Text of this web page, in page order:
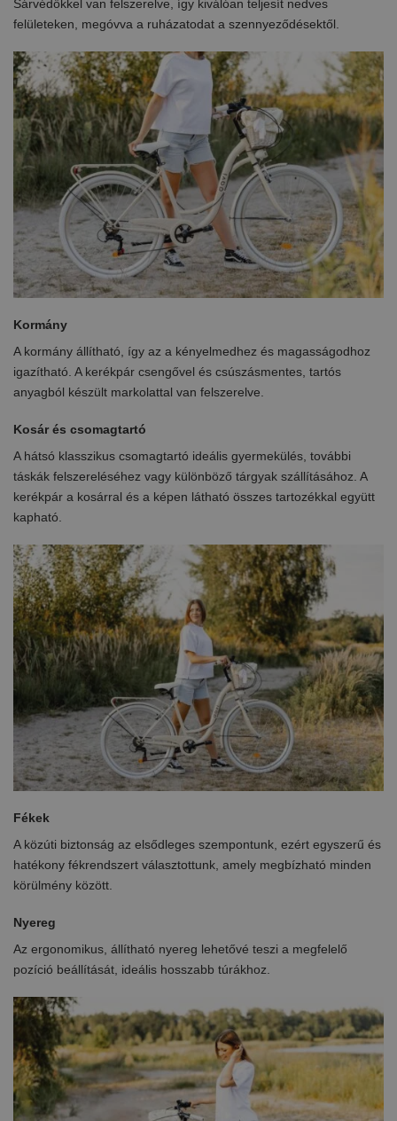
Sárvédőkkel van felszerelve, így kiválóan teljesít nedves
felületeken, megóvva a ruházatodat a szennyeződésektől.
Kormány
A kormány állítható, így az a kényelmedhez és magasságodhoz
igazítható. A kerékpár csengővel és csúszásmentes, tartós
anyagból készült markolattal van felszerelve.
Kosár és csomagtartó
A hátsó klasszikus csomagtartó ideális gyermekülés, további
táskák felszereléséhez vagy különböző tárgyak szállításához. A
kerékpár a kosárral és a képen látható összes tartozékkal együtt
kapható.
Fékek
A közúti biztonság az elsődleges szempontunk, ezért egyszerű és
hatékony fékrendszert választottunk, amely megbízható minden
körülmény között.
Nyereg
Az ergonomikus, állítható nyereg lehetővé teszi a megfelelő
pozíció beállítását, ideális hosszabb túrákhoz.